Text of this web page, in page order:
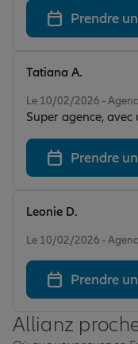
Prendre
Le 10/02/2026 -
Super agence, avec
Tatiana A.
Prendre
Le 10/02/2026 -
Leonie D.
Prendre
Allianz